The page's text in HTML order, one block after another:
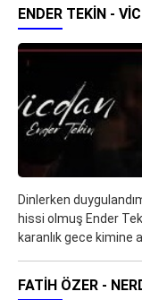
ENDER TEKIN -
Dinlerken
hissi olmuş Ender
karanlık gece kimine
FATIH ÖZER -